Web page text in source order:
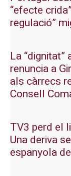
“efecte
regulació”
La
renuncia a
als càrrecs
Consell
TV3 perd el
Una deriva
espanyola